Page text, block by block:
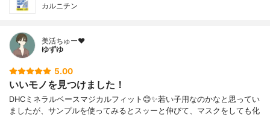
カルニチン
美活ちゅー❤️
ゆずゆ
5.00
いいモノを見つけました！
DHCミネラルベースマジカルフィット😊✨若い子用なのかなと思ってい
ましたが、サンプルを使ってみるとスッーと伸びて、マスクをしても化